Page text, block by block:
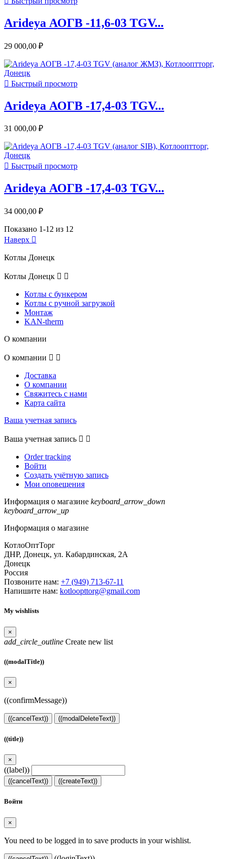
Arideya АОГВ -11,6-03 TGV...
29 000,00 ₽
 Быстрый просмотр
Arideya АОГВ -17,4-03 TGV...
31 000,00 ₽
 Быстрый просмотр
Arideya АОГВ -17,4-03 TGV...
34 000,00 ₽
Показано 1-12 из 12
Наверх 
Котлы Донецк
Котлы Донецк  
Котлы с бункером
Котлы с ручной загрузкой
Монтаж
KAN-therm
О компании
О компании  
Доставка
О компании
Свяжитесь с нами
Карта сайта
Ваша учетная запись
Ваша учетная запись  
Order tracking
Войти
Создать учётную запись
Мои оповещения
Информация о магазине keyboard_arrow_down
keyboard_arrow_up
Информация о магазине
КотлоОптТорг
ДНР, Донецк, ул. Кабардинская, 2А
Донецк
Россия
Позвоните нам: +7 (949) 713-67-11
Напишите нам: kotloopttorg@gmail.com
My wishlists
×
add_circle_outline Create new list
((modalTitle))
×
((confirmMessage))
((cancelText)) ((modalDeleteText))
((title))
×
((label))
((cancelText)) ((createText))
Войти
×
You need to be logged in to save products in your wishlist.